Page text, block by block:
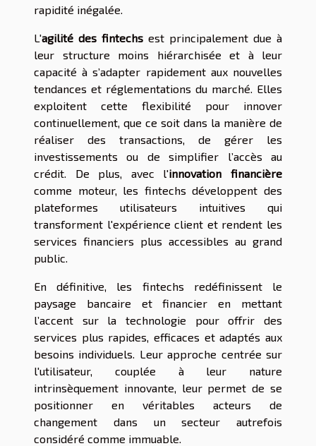
rapidité inégalée.
L'agilité des fintechs est principalement due à
leur structure moins hiérarchisée et à leur
capacité à s’adapter rapidement aux nouvelles
tendances et réglementations du marché. Elles
exploitent cette flexibilité pour innover
continuellement, que ce soit dans la manière de
réaliser des transactions, de gérer les
investissements ou de simplifier l’accès au
crédit. De plus, avec l'innovation financière
comme moteur, les fintechs développent des
plateformes utilisateurs intuitives qui
transforment l'expérience client et rendent les
services financiers plus accessibles au grand
public.
En définitive, les fintechs redéfinissent le
paysage bancaire et financier en mettant
l’accent sur la technologie pour offrir des
services plus rapides, efficaces et adaptés aux
besoins individuels. Leur approche centrée sur
l'utilisateur, couplée à leur nature
intrinsèquement innovante, leur permet de se
positionner en véritables acteurs de
changement dans un secteur autrefois
considéré comme immuable.